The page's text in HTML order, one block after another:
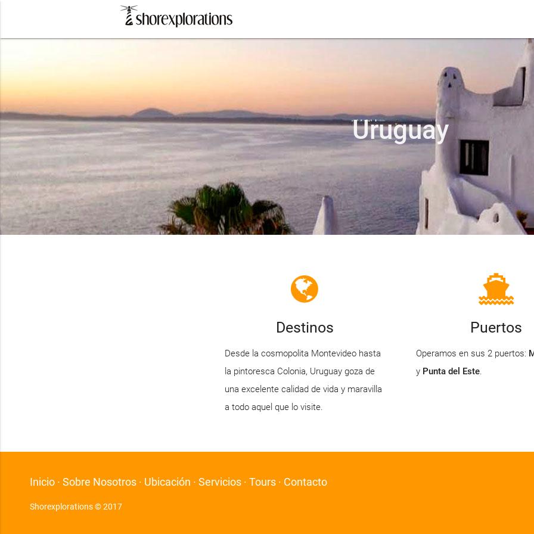
Uruguay
Destinos
Desde la cosmopolita Montevideo hasta
la pintoresca Colonia, Uruguay goza de
una excelente calidad de vida y maravilla
a todo aquel que lo visite.
Puertos
Operamos en sus 2 puertos:
y Punta del Este.
Inicio · Sobre Nosotros · Ubicación · Servicios · Tours · Contacto
Shorexplorations © 2017